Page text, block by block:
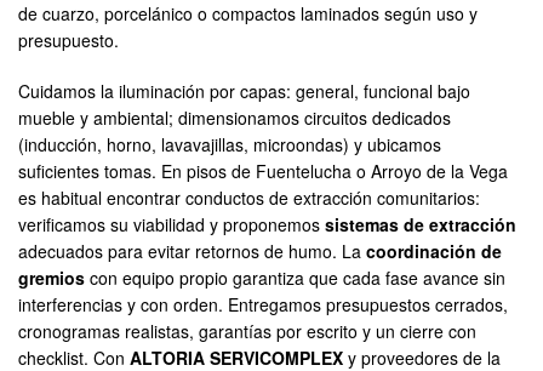
de cuarzo, porcelánico o compactos laminados según uso y
presupuesto.
Cuidamos la iluminación por capas: general, funcional bajo
mueble y ambiental; dimensionamos circuitos dedicados
(inducción, horno, lavavajillas, microondas) y ubicamos
suficientes tomas. En pisos de Fuentelucha o Arroyo de la Vega
es habitual encontrar conductos de extracción comunitarios:
verificamos su viabilidad y proponemos sistemas de extracción
adecuados para evitar retornos de humo. La coordinación de
gremios con equipo propio garantiza que cada fase avance sin
interferencias y con orden. Entregamos presupuestos cerrados,
cronogramas realistas, garantías por escrito y un cierre con
checklist. Con ALTORIA SERVICOMPLEX y proveedores de la